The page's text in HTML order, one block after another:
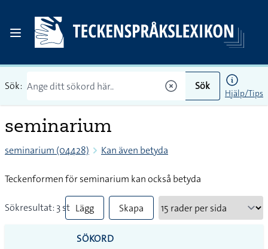
Sök: Sök
Hjälp/Tips
seminarium
seminarium (04428) Kan även betyda
Teckenformen för seminarium kan också betyda
Sökresultat: 3 st Lägg
till
Skapa
SÖKORD